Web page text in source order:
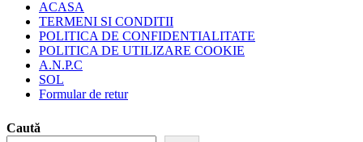
ACASA
TERMENI SI CONDITII
POLITICA DE CONFIDENTIALITATE
POLITICA DE UTILIZARE COOKIE
A.N.P.C
SOL
Formular de retur
Caută